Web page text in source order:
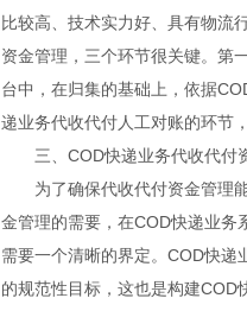
比较高、技术实力好、具有物流
资金管理，三个环节很关键。第
台中，在归集的基础上，依据
递业务代收代付人工对账的环节
三、COD快递业务代收代付
为了确保代收代付资金管理
金管理的需要，在COD快递业务
需要一个清晰的界定。COD快递
的规范性目标，这也是构建COD